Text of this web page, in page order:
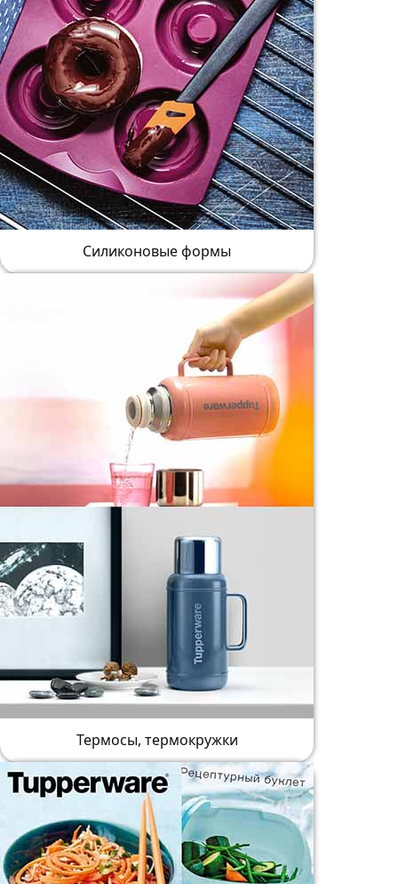
Силиконовые формы
Термосы, термокружки